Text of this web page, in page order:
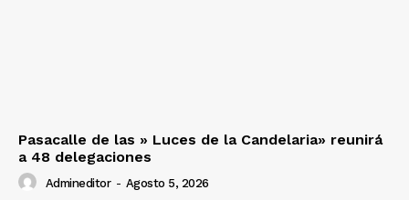
Pasacalle de las » Luces de la Candelaria» reunirá
a 48 delegaciones
Admineditor - Agosto 5, 2026